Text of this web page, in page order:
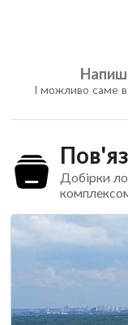
І можливо саме
Добірки